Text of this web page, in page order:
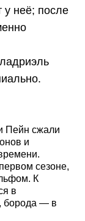
неё; после
Пейн сжали
и
сезоне,
К
в
борода — в